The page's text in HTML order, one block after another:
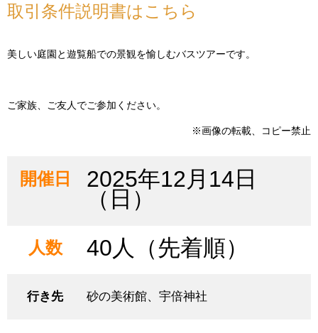
取引条件説明書はこちら
美しい庭園と遊覧船での景観を愉しむバスツアーです。
ご家族、ご友人でご参加ください。
※画像の転載、コピー禁止
開催日 2025年12月14日
（日）
人数 40人（先着順）
行き先 砂の美術館、宇倍神社